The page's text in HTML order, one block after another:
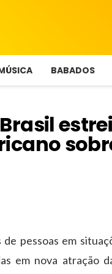
BABADOS
de pessoas em
em nova atração